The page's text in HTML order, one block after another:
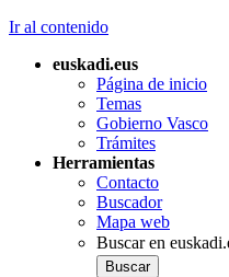
Ir al contenido
euskadi.eus
Página de inicio
Temas
Gobierno Vasco
Trámites
Herramientas
Contacto
Buscador
Mapa web
Buscar en